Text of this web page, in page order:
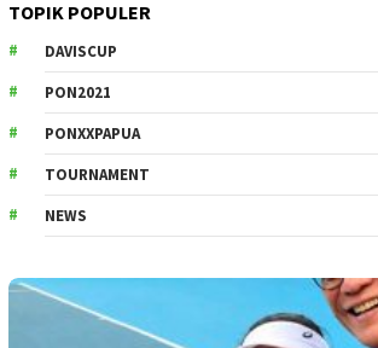
TOPIK POPULER
DAVISCUP
PON2021
PONXXPAPUA
TOURNAMENT
NEWS